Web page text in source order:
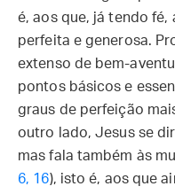
é, aos que, já tendo fé,
perfeita e generosa.
extenso de bem-
pontos básicos e
graus de perfeição
outro lado, Jesus se
mas fala também às
6, 16), isto é, aos que